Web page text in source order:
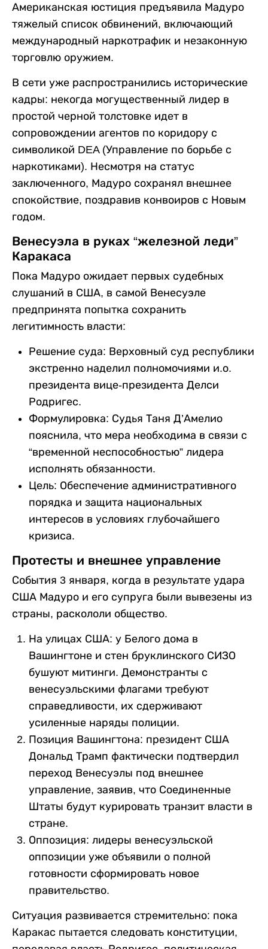
Американская юстиция предъявила Мадуро
тяжелый список обвинений, включающий
международный наркотрафик и незаконную
торговлю оружием.
В сети уже распространились исторические
кадры: некогда могущественный лидер в
простой черной толстовке идет в
сопровождении агентов по коридору с
символикой DEA (Управление по борьбе с
наркотиками). Несмотря на статус
заключенного, Мадуро сохранял внешнее
спокойствие, поздравив конвоиров с Новым
годом.
Венесуэла в руках “железной леди”
Каракаса
Пока Мадуро ожидает первых судебных
слушаний в США, в самой Венесуэле
предпринята попытка сохранить
легитимность власти:
Решение суда: Верховный суд республики
экстренно наделил полномочиями и.о.
президента вице-президента Делси
Родригес.
Формулировка: Судья Таня Д’Амелио
пояснила, что мера необходима в связи с
“временной неспособностью” лидера
исполнять обязанности.
Цель: Обеспечение административного
порядка и защита национальных
интересов в условиях глубочайшего
кризиса.
Протесты и внешнее управление
События 3 января, когда в результате удара
США Мадуро и его супруга были вывезены из
страны, раскололи общество.
На улицах США: у Белого дома в
Вашингтоне и стен бруклинского СИЗО
бушуют митинги. Демонстранты с
венесуэльскими флагами требуют
справедливости, их сдерживают
усиленные наряды полиции.
Позиция Вашингтона: президент США
Дональд Трамп фактически подтвердил
переход Венесуэлы под внешнее
управление, заявив, что Соединенные
Штаты будут курировать транзит власти в
стране.
Оппозиция: лидеры венесуэльской
оппозиции уже объявили о полной
готовности сформировать новое
правительство.
Ситуация развивается стремительно: пока
Каракас пытается следовать конституции,